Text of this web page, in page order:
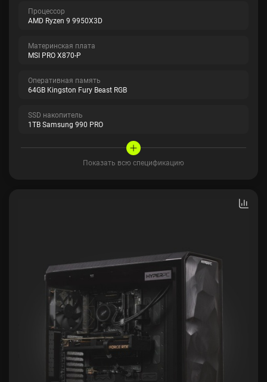
Процессор
AMD Ryzen 9 9950X3D
Материнская плата
MSI PRO X870-P
Оперативная память
64GB Kingston Fury Beast RGB
SSD накопитель
1TB Samsung 990 PRO
Показать всю спецификацию